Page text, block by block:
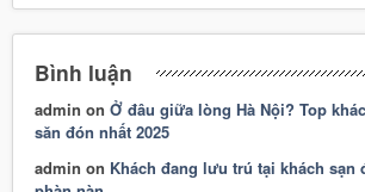
Bình luận
admin onỞ đâu giữa lòng Hà Nội? Top
săn đón nhất 2025
admin on Khách đang lưu trú tại khách sạn